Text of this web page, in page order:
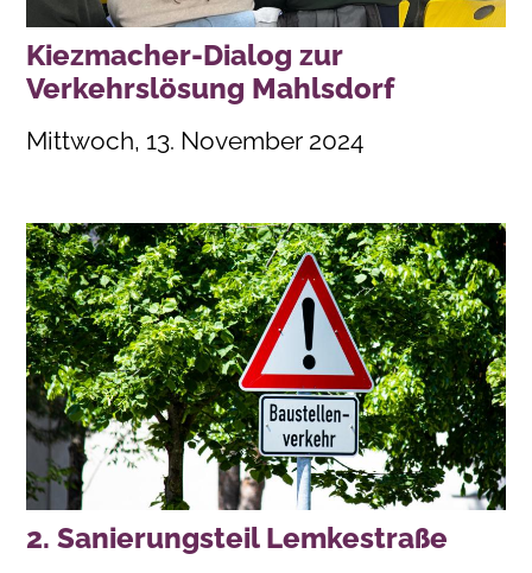
Kiezmacher-Dialog zur
Verkehrslösung Mahlsdorf
Mittwoch, 13. November 2024
2. Sanierungsteil Lemkestraße